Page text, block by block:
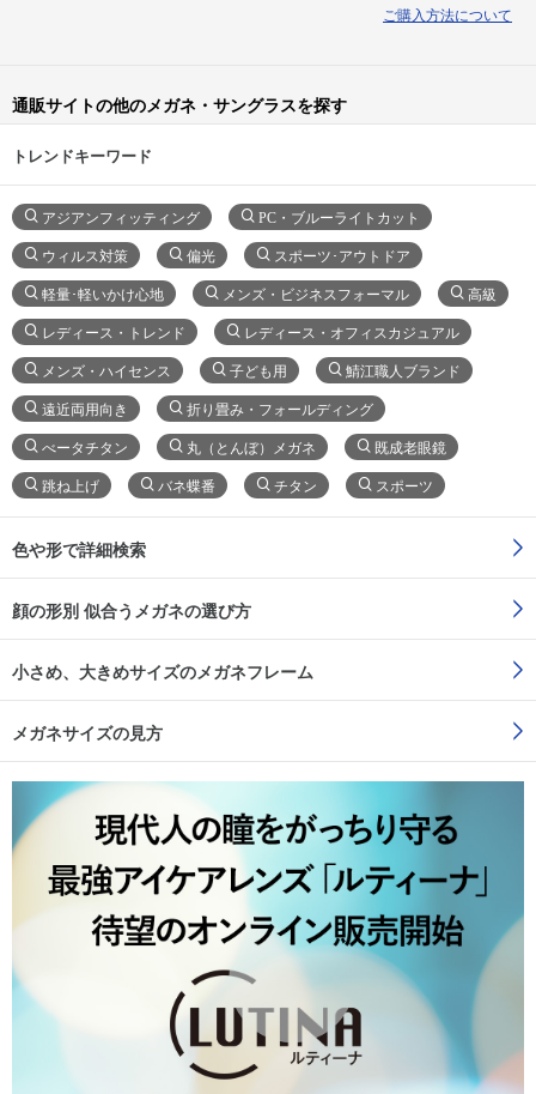
ご購入方法について
通販サイトの他のメガネ・サングラスを探す
トレンドキーワード
アジアンフィッティング PC・ブルーライトカット
ウィルス対策 偏光 スポーツ･アウトドア
軽量･軽いかけ心地 メンズ・ビジネスフォーマル 高級
レディース・トレンド レディース・オフィスカジュアル
メンズ・ハイセンス 子ども用 鯖江職人ブランド
遠近両用向き 折り畳み・フォールディング
べータチタン 丸（とんぼ）メガネ 既成老眼鏡
跳ね上げ バネ蝶番 チタン スポーツ
色や形で詳細検索
顔の形別 似合うメガネの選び方
小さめ、大きめサイズのメガネフレーム
メガネサイズの見方